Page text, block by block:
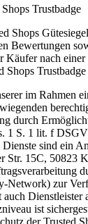
Trustbadge
Shops
Bewertungen
Käufer nach
Shops
im Rahmen
durch
1 S. 1 lit. f
sind ein
Str. 15C, 50823
Network) zur
auch Dienstleister
ist
der Trusted